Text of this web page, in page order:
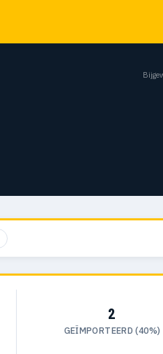
2
GEÏMPORTEERD (40%)